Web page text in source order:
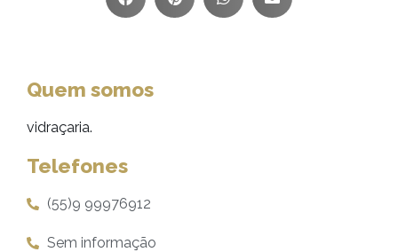
Quem somos
vidraçaria.
Telefones
(55)9 99976912
Sem informação